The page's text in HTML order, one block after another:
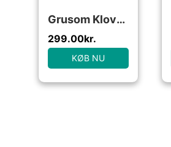
Grusom Klovn Børnekostume
299.00kr.
KØB NU